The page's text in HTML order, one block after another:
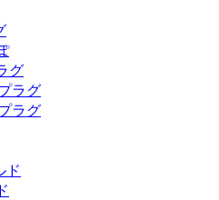
グ
ラグ
ラグ
ド